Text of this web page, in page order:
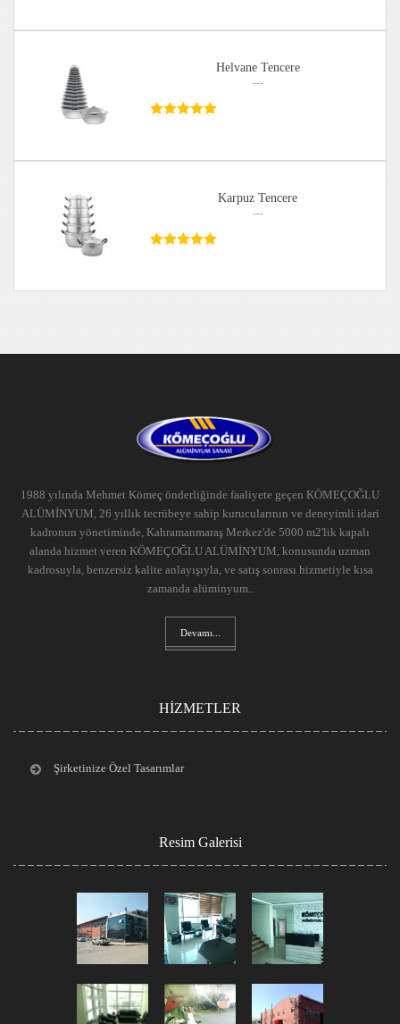
Helvane Tencere
---
Karpuz Tencere
---
1988 yılında Mehmet Kömeç önderliğinde faaliyete geçen KÖMEÇOĞLU
ALÜMİNYUM, 26 yıllık tecrübeye sahip kurucularının ve deneyimli idari
kadronun yönetiminde, Kahramanmaraş Merkez'de 5000 m2'lik kapalı
alanda hizmet veren KÖMEÇOĞLU ALÜMİNYUM, konusunda uzman
kadrosuyla, benzersiz kalite anlayışıyla, ve satış sonrası hizmetiyle kısa
zamanda alüminyum..
Devamı...
HİZMETLER
Şirketinize Özel Tasarımlar
Resim Galerisi